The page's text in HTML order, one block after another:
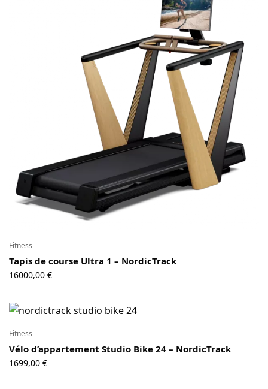
Fitness
Tapis de course Ultra 1 – NordicTrack
16000,00 €
Fitness
Vélo d’appartement Studio Bike 24 – NordicTrack
1699,00 €